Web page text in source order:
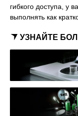
гибкого доступа, у
выполнять как
УЗНАЙТЕ